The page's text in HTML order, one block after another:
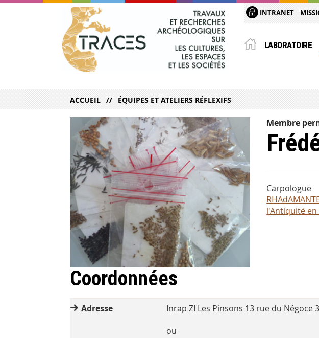
INTRANET
LABORATOIRE
ACCUEIL ÉQUIPES ET ATELIERS RÉFLEXIFS
Membre
Carpologue
l'Antiquité
Coordonnées
Adresse
Inrap ZI Les Pinsons 13 rue du Négoce
ou